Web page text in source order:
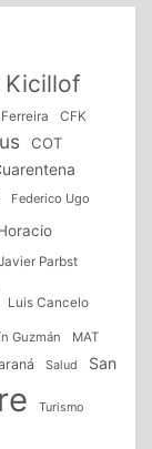
Kicillof
CFK
COT
Federico Ugo
Parbst
Luis Cancelo
Guzmán
MAT
Salud San
Turismo